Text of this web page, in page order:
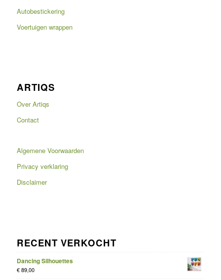
Autobestickering
Voertuigen wrappen
ARTIQS
Over Artiqs
Contact
Algemene Voorwaarden
Privacy verklaring
Disclaimer
RECENT VERKOCHT
Dancing Silhouettes
€89,00